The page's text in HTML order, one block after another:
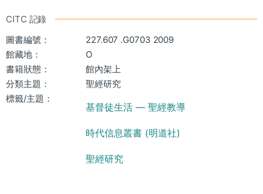
CITC 記錄
圖書編號：
227.607 .G0703 2009
館藏地：
O
書籍狀態：
館內架上
分類主題：
聖經研究
標籤/主題：
基督徒生活 — 聖經教導
時代信息叢書 (明道社)
聖經研究